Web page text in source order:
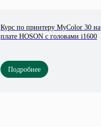
Курс по принтеру MyColor 30 на
плате HOSON с головами i1600
Подробнее